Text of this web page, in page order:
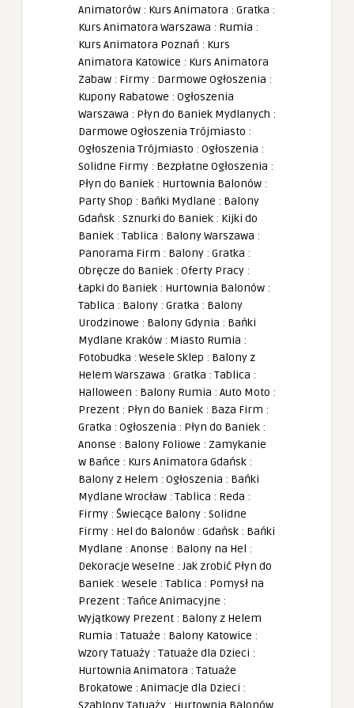
Animatorów : Kurs Animatora : Gratka :
Kurs Animatora Warszawa : Rumia :
Kurs Animatora Poznań : Kurs
Animatora Katowice : Kurs Animatora
Zabaw : Firmy : Darmowe Ogłoszenia :
Kupony Rabatowe : Ogłoszenia
Warszawa : Płyn do Baniek Mydlanych :
Darmowe Ogłoszenia Trójmiasto :
Ogłoszenia Trójmiasto : Ogłoszenia :
Solidne Firmy : Bezpłatne Ogłoszenia :
Płyn do Baniek : Hurtownia Balonów :
Party Shop : Bańki Mydlane : Balony
Gdańsk : Sznurki do Baniek : Kijki do
Baniek : Tablica : Balony Warszawa :
Panorama Firm : Balony : Gratka :
Obręcze do Baniek : Oferty Pracy :
Łapki do Baniek : Hurtownia Balonów :
Tablica : Balony : Gratka : Balony
Urodzinowe : Balony Gdynia : Bańki
Mydlane Kraków : Miasto Rumia :
Fotobudka : Wesele Sklep : Balony z
Helem Warszawa : Gratka : Tablica :
Halloween : Balony Rumia : Auto Moto :
Prezent : Płyn do Baniek : Baza Firm :
Gratka : Ogłoszenia : Płyn do Baniek :
Anonse : Balony Foliowe : Zamykanie
w Bańce : Kurs Animatora Gdańsk :
Balony z Helem : Ogłoszenia : Bańki
Mydlane Wrocław : Tablica : Reda :
Firmy : Świecące Balony : Solidne
Firmy : Hel do Balonów : Gdańsk : Bańki
Mydlane : Anonse : Balony na Hel :
Dekoracje Weselne :Jak zrobić Płyn do
Baniek : Wesele : Tablica : Pomysł na
Prezent : Tańce Animacyjne :
Wyjątkowy Prezent : Balony z Helem
Rumia : Tatuaże : Balony Katowice :
Wzory Tatuaży : Tatuaże dla Dzieci :
Hurtownia Animatora : Tatuaże
Brokatowe : Animacje dla Dzieci :